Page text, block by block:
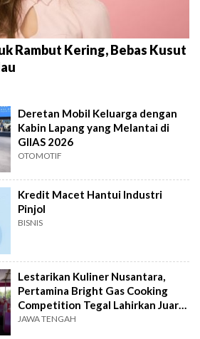
Rambut Kering, Bebas Kusut
Deretan Mobil Keluarga dengan
Kabin Lapang yang Melantai di
GIIAS 2026
OTOMOTIF
Kredit Macet Hantui Industri
Pinjol
BISNIS
Lestarikan Kuliner Nusantara,
Pertamina Bright Gas Cooking
Competition Tegal Lahirkan Juara
Baru
JAWA TENGAH